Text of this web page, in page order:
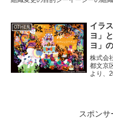
OTHER
イラ
ヨ」
ヨ」
下ろ
を9/3
株式会
都文京
より、
スポンサ